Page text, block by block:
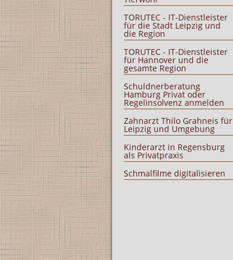
TORUTEC - IT-Dienstleister
für die Stadt Leipzig und
die Region
TORUTEC - IT-Dienstleister
für Hannover und die
gesamte Region
Schuldnerberatung
Hamburg Privat oder
Regelinsolvenz anmelden
Zahnarzt Thilo Grahneis für
Leipzig und Umgebung
Kinderarzt in Regensburg
als Privatpraxis
Schmalfilme digitalisieren